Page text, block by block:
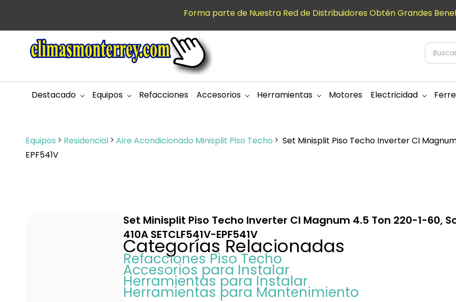
principal
Destacado Equipos Refacciones Accesorios Herramientas Motores Electricidad
Equipos Residencial Aire Acondicionado Minisplit Piso Techo
Set Minisplit Piso Techo Inverter CI
EPF541V
Set Minisplit Piso Techo Inverter CI Magnum 4.5 Ton 220-1-60,
410A SETCLF541V-EPF541V
Categorías Relacionadas
Refacciones Piso Techo
Accesorios para Instalar
Herramientas para Instalar
Herramientas para Mantenimiento
Forma parte de Nuestra Red de Distribuidores Obtén Grandes